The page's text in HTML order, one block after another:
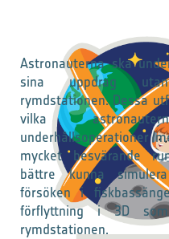
Astronauterna ska
sina uppdrag
rymdstationen. Dessa
vilka
underhållsoperationer
mycket besvärande
bättre kunna
försöken i
förflyttning i 3D
rymdstationen.